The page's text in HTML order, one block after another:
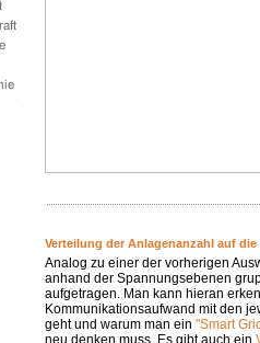
Verteilung der Anlagenanzahl auf die
Analog zu einer der vorherigen
anhand der Spannungsebenen
aufgetragen. Man kann hieran
Kommunikationsaufwand mit den
geht und warum man ein "Smart
neu denken muss. Es gibt auch ein